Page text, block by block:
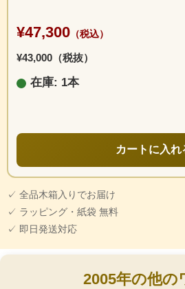
¥47,300 （税込）
¥43,000（税抜）
在庫: 1本
カートに入れ
✓ 全品木箱入りでお届け
✓ ラッピング・紙袋 無料
✓ 即日発送対応
2005年の他の